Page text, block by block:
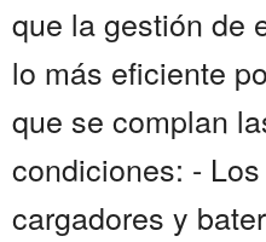
que la gestión de
lo más eficiente
que se complan
condiciones: -
cargadores y